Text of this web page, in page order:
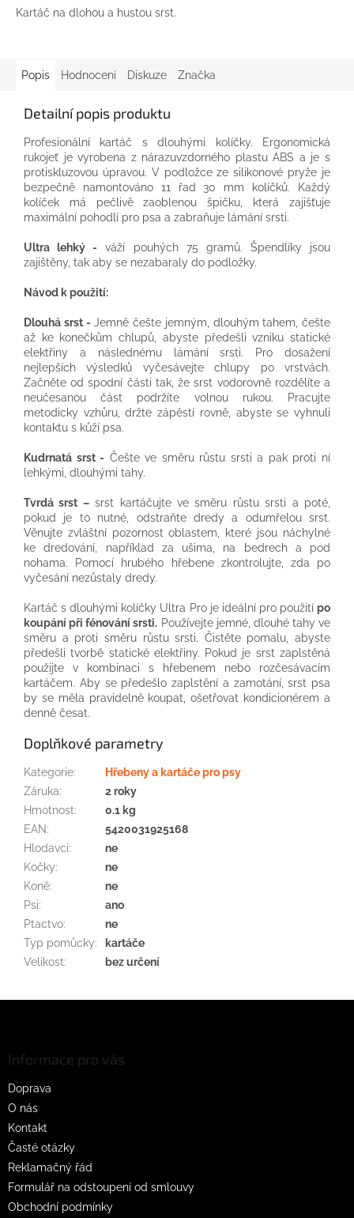
Kartáč na dlohou a hustou srst.
Popis Hodnocení Diskuze Značka
Detailní popis produktu
Profesionální kartáč s dlouhými kolíčky. Ergonomická
rukojeť je vyrobena z nárazuvzdorného plastu ABS a je s
protiskluzovou úpravou. V podložce ze silikonové pryže je
bezpečně namontováno 11 řad 30 mm kolíčků. Každý
kolíček má pečlivě zaoblenou špičku, která zajišťuje
maximální pohodlí pro psa a zabraňuje lámání srsti.
Ultra lehký - váží pouhých 75 gramů. Špendlíky jsou
zajištěny, tak aby se nezabaraly do podložky.
Návod k použití:
Dlouhá srst - Jemně češte jemným, dlouhým tahem, češte
až ke konečkům chlupů, abyste předešli vzniku statické
elektřiny a následnému lámání srsti. Pro dosažení
nejlepších výsledků vyčesávejte chlupy po vrstvách.
Začněte od spodní části tak, že srst vodorovně rozdělíte a
neučesanou část podržíte volnou rukou. Pracujte
metodicky vzhůru, držte zápěstí rovně, abyste se vyhnuli
kontaktu s kůží psa.
Kudrnatá srst - Češte ve směru růstu srsti a pak proti ní
lehkými, dlouhými tahy.
Tvrdá srst –srst kartáčujte ve směru růstu srsti a poté,
pokud je to nutné, odstraňte dredy a odumřelou srst.
Věnujte zvláštní pozornost oblastem, které jsou náchylné
ke dredování, například za ušima, na bedrech a pod
nohama. Pomocí hrubého hřebene zkontrolujte, zda po
vyčesání nezůstaly dredy.
Kartáč s dlouhými kolíčky Ultra Pro je ideální pro použití po
koupání při fénování srsti. Používejte jemné, dlouhé tahy ve
směru a proti směru růstu srsti. Čistěte pomalu, abyste
předešli tvorbě statické elektřiny. Pokud je srst zaplstěná
použijte v kombinaci s hřebenem nebo rozčesávacím
kartáčem. Aby se předešlo zaplstění a zamotání, srst psa
by se měla pravidelně koupat, ošetřovat kondicionérem a
denně česat.
Doplňkové parametry
Kategorie:
Hřebeny a kartáče pro psy
Záruka:
2 roky
Hmotnost:
0.1 kg
EAN:
5420031925168
Hlodavci:
ne
Kočky:
ne
Koně:
ne
Psi:
ano
Ptactvo:
ne
Typ pomůcky:
kartáče
Velikost: bez určení
Informace pro vás
Doprava
O nás
Kontakt
Časté otázky
Reklamačný řád
Formulář na odstoupení od smlouvy
Obchodní podmínky